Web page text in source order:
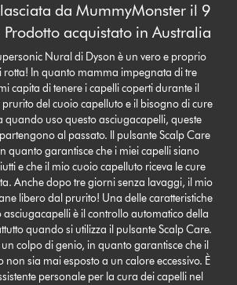
da MummyMonster il 9
acquistato in Australia
Nural di Dyson è un vero e proprio
rotta! In quanto mamma impegnata di tre
capita di tenere i capelli coperti durante il
del cuoio capelluto e il bisogno di cure
quando uso questo asciugacapelli, queste
al passato. Il pulsante Scalp Care
quanto garantisce che i miei capelli siano
e che il mio cuoio capelluto riceva le cure
Anche dopo tre giorni senza lavaggi, il mio
libero dal prurito! Una delle caratteristiche
asciugacapelli è il controllo automatico della
quando si utilizza il pulsante Scalp Care.
colpo di genio, in quanto garantisce che il
non sia mai esposto a un calore eccessivo. È
personale per la cura dei capelli nel